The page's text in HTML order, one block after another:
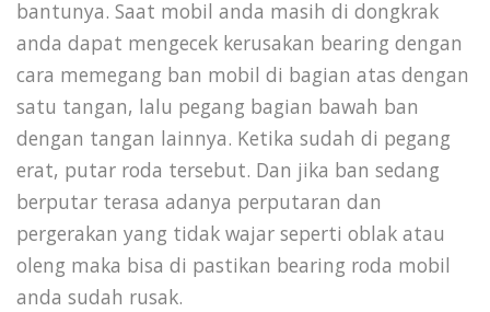
bantunya. Saat mobil anda masih di dongkrak
anda dapat mengecek kerusakan bearing dengan
cara memegang ban mobil di bagian atas dengan
satu tangan, lalu pegang bagian bawah ban
dengan tangan lainnya. Ketika sudah di pegang
erat, putar roda tersebut. Dan jika ban sedang
berputar terasa adanya perputaran dan
pergerakan yang tidak wajar seperti oblak atau
oleng maka bisa di pastikan bearing roda mobil
anda sudah rusak.